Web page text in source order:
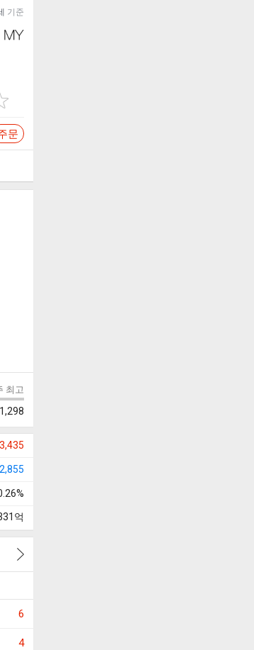
기준
문
최고
억
6
4